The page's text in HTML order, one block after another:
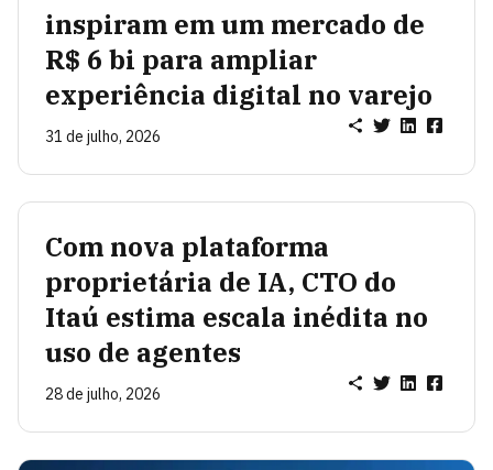
inspiram em um mercado de
R$ 6 bi para ampliar
experiência digital no varejo
31 de julho, 2026
Com nova plataforma
proprietária de IA, CTO do
Itaú estima escala inédita no
uso de agentes
28 de julho, 2026